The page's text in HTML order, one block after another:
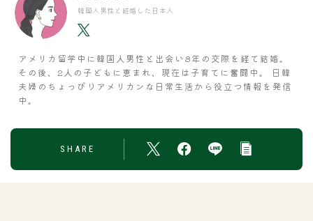
韓国人男性と結婚した日本人
アメリカ留学中に韓国人男性と出会い8年の交際を経て結婚。
その後、2人の子どもに恵まれ、現在は子育てに奮闘中。 日韓
夫婦のちょっぴりアメリカンな日常生活から役立つ情報を発信
中。
SHARE